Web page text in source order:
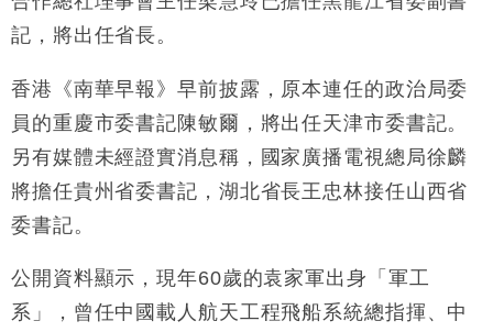
13:12
國際｜特朗普赴洛杉磯高球場活動前 男子攜槍彈被捕
12:30
財經｜香港7月PMI回落至51 企業擴張放慢兼縮減人
手
11:40
財經｜黑石傳再籌逾360億美元 支援Anthropic租用
Google晶片
10:57
財經｜美商務部擬擴大金屬關稅範圍 14類產品或加徵
定高消費客群
17:40
財經｜本港6月零售額連升14個月 珠寶鐘錶銷售升勢
最強
記，將出任省長。
香港《南華早報》早前披露，原本連任的政治局委
員的重慶市委書記陳敏爾，將出任天津市委書記。
另有媒體未經證實消息稱，國家廣播電視總局徐麟
將擔任貴州省委書記，湖北省長王忠林接任山西省
委書記。
公開資料顯示，現年60歲的袁家軍出身「軍工
系」，曾任中國載人航天工程飛船系統總指揮、中